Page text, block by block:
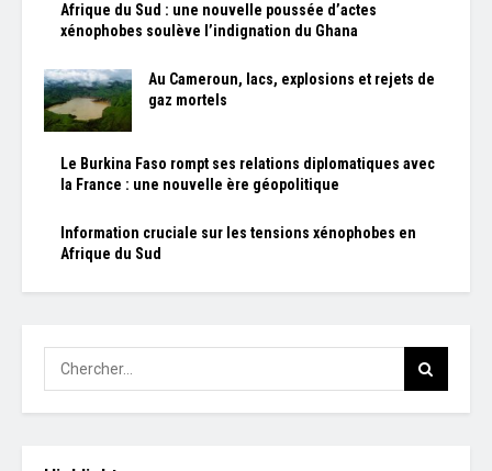
Afrique du Sud : une nouvelle poussée d’actes
xénophobes soulève l’indignation du Ghana
Au Cameroun, lacs, explosions et rejets de
gaz mortels
Le Burkina Faso rompt ses relations diplomatiques avec
la France : une nouvelle ère géopolitique
Information cruciale sur les tensions xénophobes en
Afrique du Sud